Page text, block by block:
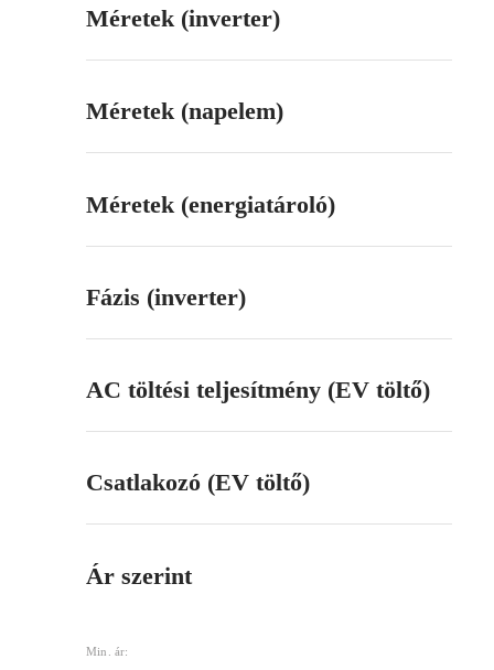
Méretek (inverter)
Méretek (napelem)
Méretek (energiatároló)
Fázis (inverter)
AC töltési teljesítmény (EV töltő)
Csatlakozó (EV töltő)
Ár szerint
Min. ár: